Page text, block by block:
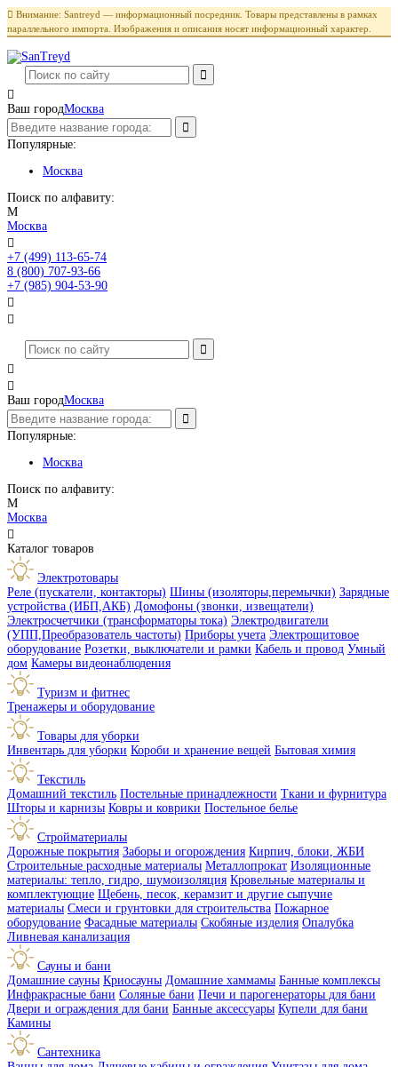
 Внимание: Santreyd — информационный посредник. Товары представлены в рамках
параллельного импорта. Изображения и описания носят информационный характер.

Ваш городМосква
Популярные:
Москва
Поиск по алфавиту:
М
Москва

+7 (499) 113-65-74
8 (800) 707-93-66
+7 (985) 904-53-90




Ваш городМосква
Популярные:
Москва
Поиск по алфавиту:
М
Москва

Каталог товаров
Электротовары
Реле (пускатели, контакторы) Шины (изоляторы,перемычки) Зарядные
устройства (ИБП,АКБ) Домофоны (звонки, извещатели)
Электросчетчики (трансформаторы тока) Электродвигатели
(УПП,Преобразователь частоты) Приборы учета Электрощитовое
оборудование Розетки, выключатели и рамки Кабель и провод Умный
дом Камеры видеонаблюдения
Туризм и фитнес
Тренажеры и оборудование
Товары для уборки
Инвентарь для уборки Короби и хранение вещей Бытовая химия
Текстиль
Домашний текстиль Постельные принадлежности Ткани и фурнитура
Шторы и карнизы Ковры и коврики Постельное белье
Стройматериалы
Дорожные покрытия Заборы и огорождения Кирпич, блоки, ЖБИ
Строительные расходные материалы Металлопрокат Изоляционные
материалы: тепло, гидро, шумоизоляция Кровельные материалы и
комплектующие Щебень, песок, керамзит и другие сыпучие
материалы Смеси и грунтовки для строительства Пожарное
оборудование Фасадные материалы Скобяные изделия Опалубка
Ливневая канализация
Сауны и бани
Домашние сауны Криосауны Домашние хаммамы Банные комплексы
Инфракрасные бани Соляные бани Печи и парогенераторы для бани
Двери и ограждения для бани Банные аксессуары Купели для бани
Камины
Сантехника